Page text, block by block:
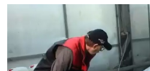
ПРИСАДКИ АВТОХИМИЯ
АВТО КОСМЕТИКА
МОТО МАСЛА